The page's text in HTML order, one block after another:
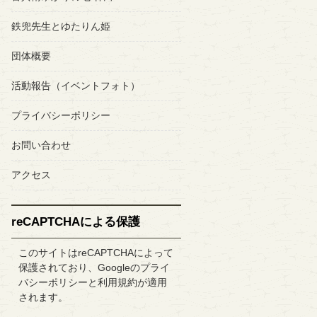
鉄兜先生とゆたりん姫
団体概要
活動報告（イベントフォト）
プライバシーポリシー
お問い合わせ
アクセス
reCAPTCHAによる保護
このサイトはreCAPTCHAによって
保護されており、Googleのプライ
バシーポリシーと利用規約が適用
されます。